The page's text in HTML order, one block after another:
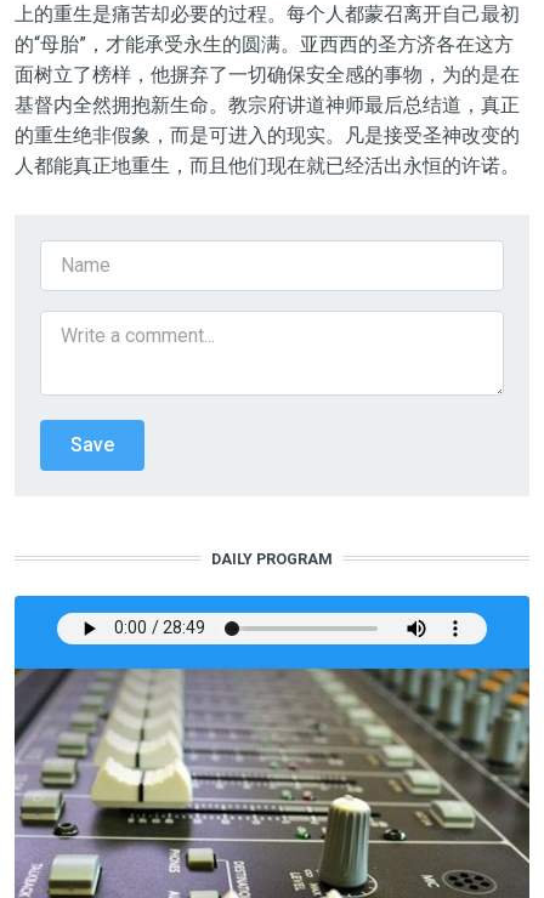
上的重生是痛苦却必要的过程。每个人都蒙召离开自己最初
的“母胎”，才能承受永生的圆满。亚西西的圣方济各在这方
面树立了榜样，他摒弃了一切确保安全感的事物，为的是在
基督内全然拥抱新生命。教宗府讲道神师最后总结道，真正
的重生绝非假象，而是可进入的现实。凡是接受圣神改变的
人都能真正地重生，而且他们现在就已经活出永恒的许诺。
DAILY PROGRAM